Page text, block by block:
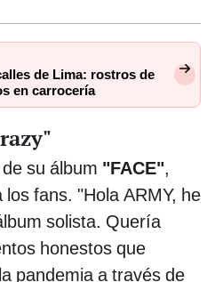
de Lima: rostros de
en carrocería
su álbum "FACE",
los fans. "Hola ARMY, he
solista. Quería
honestos que
pandemia a través de